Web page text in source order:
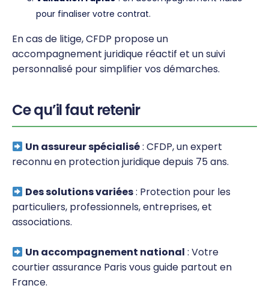
pour finaliser votre contrat.
En cas de litige, CFDP propose un
accompagnement juridique réactif et un suivi
personnalisé pour simplifier vos démarches.
Ce qu’il faut retenir
Un assureur spécialisé: CFDP, un expert
reconnu en protection juridique depuis 75 ans.
Des solutions variées: Protection pour les
particuliers, professionnels, entreprises, et
associations.
Un accompagnement national : Votre
courtier assurance Paris vous guide partout en
France.